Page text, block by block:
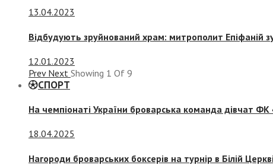
13.04.2023
Відбудують зруйнований храм: митрополит Епіфаній
12.01.2023
Prev Next Showing 1 Of 9
СПОРТ
На чемпіонаті України броварська команда дівчат ФК
18.04.2025
Нагороди броварських боксерів на турнір в Білій